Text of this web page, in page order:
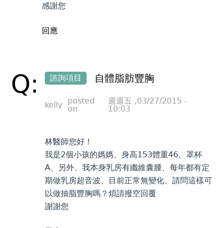
感謝您
回應
Q: 諮詢項目 自體脂肪豐胸
kelly
posted
on
週週五 ,03/27/2015 -
10:03
林醫師您好！
我是2個小孩的媽媽、身高153體重46、罩杯
A、另外、我本身乳房有纖維囊腫、每年都有定
期做乳房超音波、目前正常無變化、請問這樣可
以做抽脂豐胸嗎？煩請撥空回覆
謝謝您